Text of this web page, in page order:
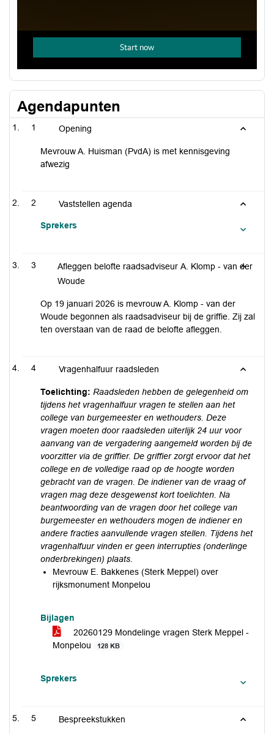
Agendapunten
1 Opening
Mevrouw A. Huisman (PvdA) is met kennisgeving
afwezig
2 Vaststellen agenda
Sprekers
3
Afleggen belofte raadsadviseur A. Klomp - van der
Woude
Op 19 januari 2026 is mevrouw A. Klomp - van der
Woude begonnen als raadsadviseur bij de griffie. Zij zal
ten overstaan van de raad de belofte afleggen.
4 Vragenhalfuur raadsleden
Toelichting: Raadsleden hebben de gelegenheid om
tijdens het vragenhalfuur vragen te stellen aan het
college van burgemeester en wethouders. Deze
vragen moeten door raadsleden uiterlijk 24 uur voor
aanvang van de vergadering aangemeld worden bij de
voorzitter via de griffier. De griffier zorgt ervoor dat het
college en de volledige raad op de hoogte worden
gebracht van de vragen. De indiener van de vraag of
vragen mag deze desgewenst kort toelichten. Na
beantwoording van de vragen door het college van
burgemeester en wethouders mogen de indiener en
andere fracties aanvullende vragen stellen. Tijdens het
vragenhalfuur vinden er geen interrupties (onderlinge
onderbrekingen) plaats.
Mevrouw E. Bakkenes (Sterk Meppel) over
rijksmonument Monpelou
Bijlagen
20260129 Mondelinge vragen Sterk Meppel -
Monpelou
128 KB
Sprekers
5 Bespreekstukken